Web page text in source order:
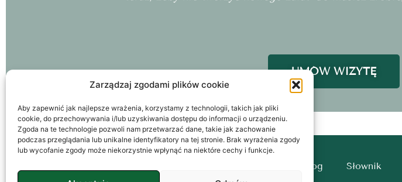
Zarządzaj zgodami plików cookie
Aby zapewnić jak najlepsze wrażenia, korzystamy z technologii, takich jak pliki
cookie, do przechowywania i/lub uzyskiwania dostępu do informacji o urządzeniu.
Zgoda na te technologie pozwoli nam przetwarzać dane, takie jak zachowanie
podczas przeglądania lub unikalne identyfikatory na tej stronie. Brak wyrażenia zgody
lub wycofanie zgody może niekorzystnie wpłynąć na niektóre cechy i funkcje.
UMÓW WIZYTĘ
Blog Słownik